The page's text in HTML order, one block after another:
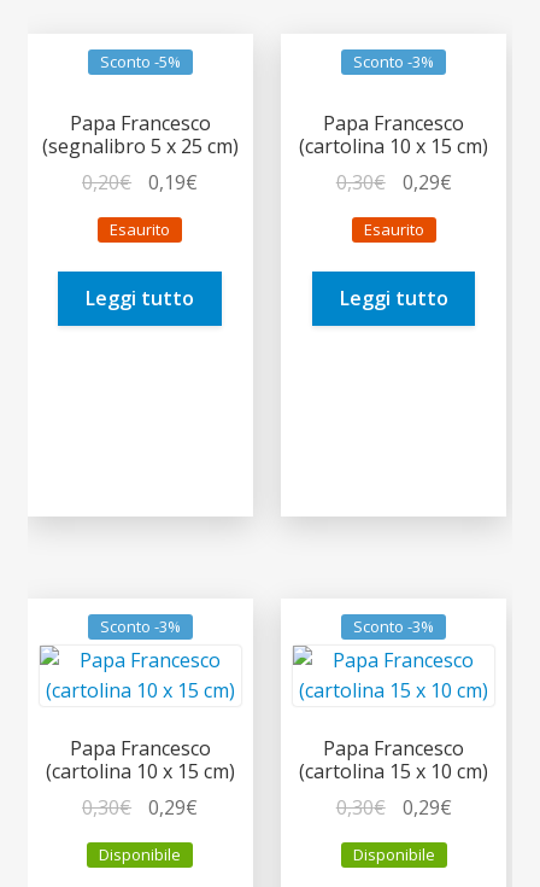
Sconto -5%
Papa Francesco
(segnalibro 5 x 25 cm)
0,20€
prezzo
originale
era:
0,20€.
0,19€
è:
Esaurito
Leggi tutto
Sconto -3%
Papa Francesco
(cartolina 10 x 15 cm)
0,30€
prezzo
originale
era:
0,30€.
0,29€Il
è:
Esaurito
Leggi tutto
Sconto -3%
Papa Francesco
(cartolina 10 x 15 cm)
0,30€
prezzo
originale
0,29€
Disponibile
Sconto -3%
Papa Francesco
(cartolina 15 x 10 cm)
0,30€
prezzo
originale
0,29€Il
Disponibile